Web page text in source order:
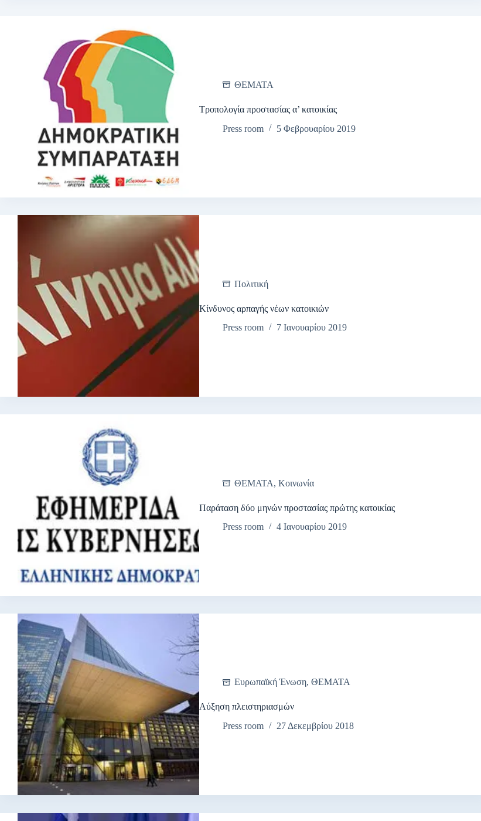
ΘΕΜΑΤΑ
Τροπολογία προστασίας α’ κατοικίας
Press room
5 Φεβρουαρίου 2019
Πολιτική
Κίνδυνος αρπαγής νέων κατοικιών
Press room
7 Ιανουαρίου 2019
ΘΕΜΑΤΑ, Κοινωνία
Παράταση δύο μηνών προστασίας πρώτης κατοικίας
Press room
4 Ιανουαρίου 2019
Ευρωπαϊκή Ένωση, ΘΕΜΑΤΑ
Αύξηση πλειστηριασμών
Press room
27 Δεκεμβρίου 2018